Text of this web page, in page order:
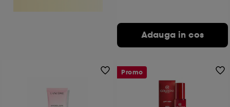
Adauga in cos
Promo